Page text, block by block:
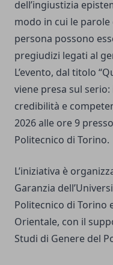
dell’ingiustizia
modo in cui le
persona possono
pregiudizi legati al
L’evento, dal titolo
viene presa sul
credibilità e
2026 alle ore 9
Politecnico di Torino.
L’iniziativa è
Garanzia
Politecnico di Torino
Orientale, con il
Studi di Genere del